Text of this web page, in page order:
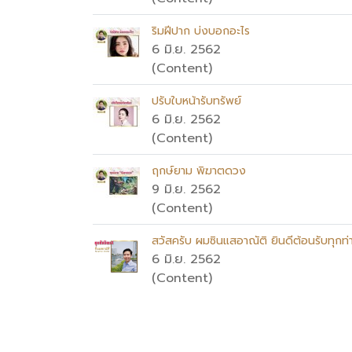
ริมฝีปาก บ่งบอกอะไร
6 มิ.ย. 2562
(Content)
ปรับใบหน้ารับทรัพย์
6 มิ.ย. 2562
(Content)
ฤกษ์ยาม พิฆาตดวง
9 มิ.ย. 2562
(Content)
สวัสครับ ผมซินแสอาณัติ ยินดีต้อนรับทุกท่
6 มิ.ย. 2562
(Content)